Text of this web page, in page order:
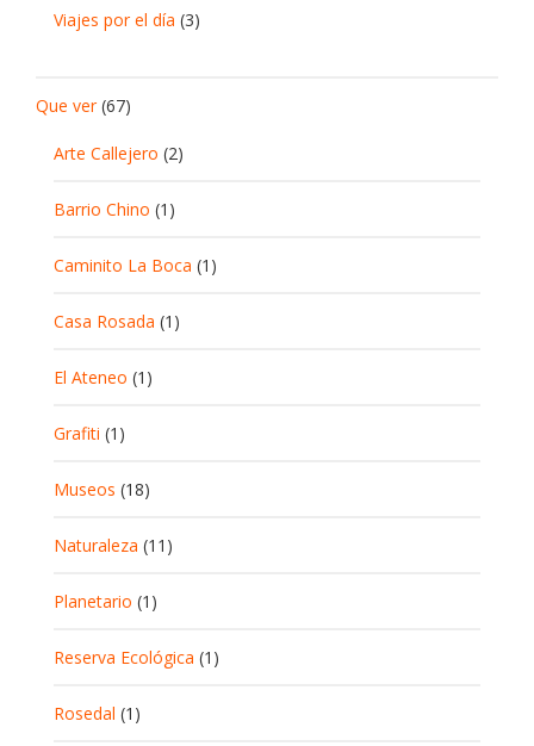
Viajes por el día (3)
Que ver(67)
Arte Callejero (2)
Barrio Chino (1)
Caminito La Boca (1)
Casa Rosada (1)
El Ateneo (1)
Grafiti (1)
Museos (18)
Naturaleza (11)
Planetario (1)
Reserva Ecológica (1)
Rosedal (1)